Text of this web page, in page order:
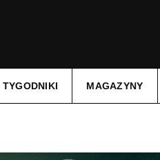
TYGODNIKI MAGAZYNY